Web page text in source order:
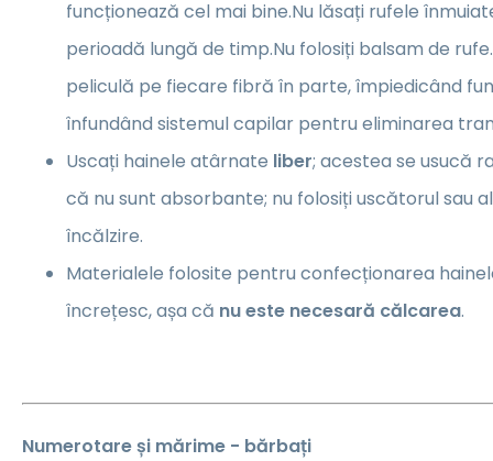
funcționează cel mai bine.Nu lăsați rufele
perioadă lungă de timp.Nu folosiți balsam de
peliculă pe fiecare fibră în parte, împiedicând
înfundând sistemul capilar pentru eliminarea
Uscați hainele atârnate liber; acestea se usucă
că nu sunt absorbante; nu folosiți uscătorul sau
încălzire.
Materialele folosite pentru confecționarea
încrețesc, așa că nu este necesară călcarea.
Numerotare și mărime - bărbați